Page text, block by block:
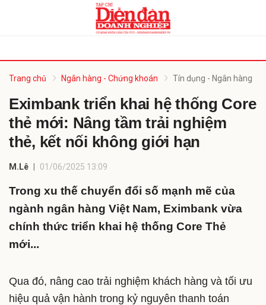
Trang chủ Ngân hàng - Chứng khoán Tín dụng - Ngân hàng
Eximbank triển khai hệ thống Core
thẻ mới: Nâng tầm trải nghiệm
thẻ, kết nối không giới hạn
M.Lê 01/06/2025 13:09
Trong xu thế chuyển đổi số mạnh mẽ của
ngành ngân hàng Việt Nam, Eximbank vừa
chính thức triển khai hệ thống Core Thẻ
mới...
Qua đó, nâng cao trải nghiệm khách hàng và tối ưu
hiệu quả vận hành trong kỷ nguyên thanh toán
luận
Hủy